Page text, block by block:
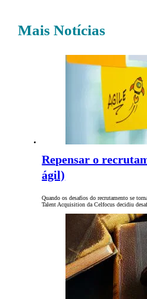
Mais Notícias
Repensar o
ágil)
Quando os desafios do recrutamento se
Talent Acquisition da Celfocus decidiu